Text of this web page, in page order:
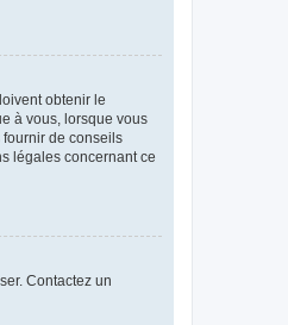
obtenir le
à vous, lorsque vous
de conseils
légales concernant ce
Contactez un